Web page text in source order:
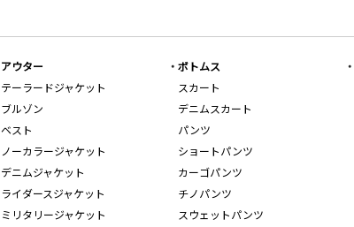
アウター
テーラードジャケット
ブルゾン
ベスト
ノーカラージャケット
デニムジャケット
ライダースジャケット
ミリタリージャケット
ボトムス
スカート
デニムスカート
パンツ
ショートパンツ
カーゴパンツ
チノパンツ
スウェットパンツ